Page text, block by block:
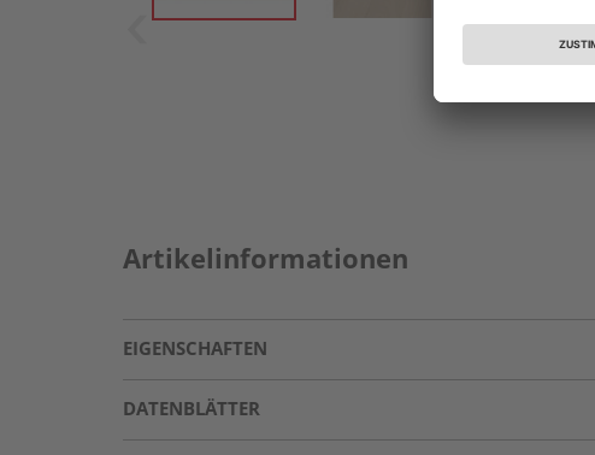
Artikelinformationen
EIGENSCHAFTEN
DATENBLÄTTER